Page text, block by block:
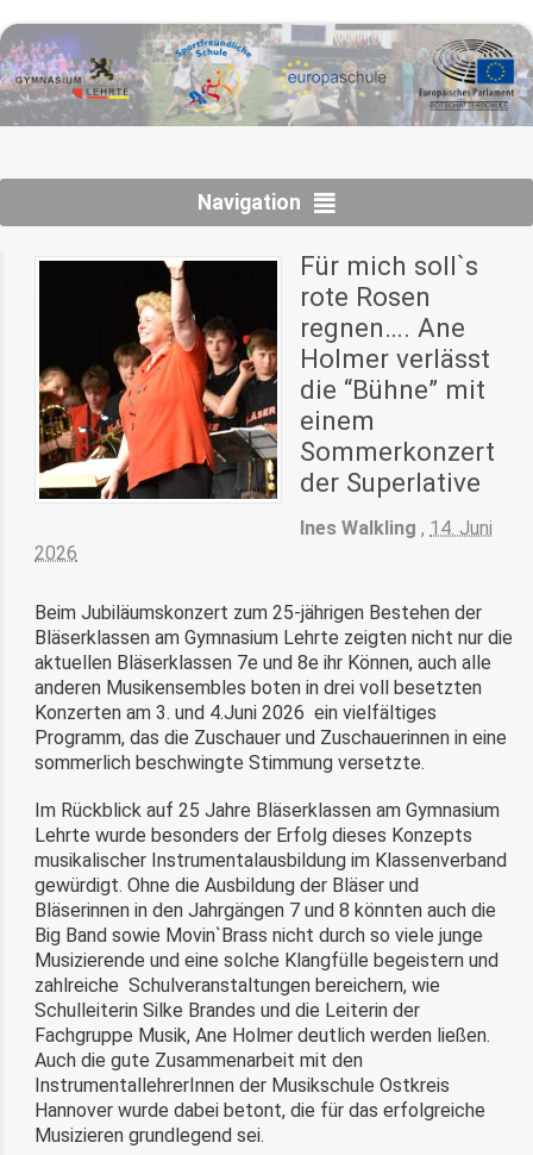
Navigation
Für mich soll`s
rote Rosen
regnen…. Ane
Holmer verlässt
die “Bühne” mit
einem
Sommerkonzert
der Superlative
Ines Walkling , 14. Juni
2026
Beim Jubiläumskonzert zum 25-jährigen Bestehen der
Bläserklassen am Gymnasium Lehrte zeigten nicht nur die
aktuellen Bläserklassen 7e und 8e ihr Können, auch alle
anderen Musikensembles boten in drei voll besetzten
Konzerten am 3. und 4.Juni 2026 ein vielfältiges
Programm, das die Zuschauer und Zuschauerinnen in eine
sommerlich beschwingte Stimmung versetzte.
Im Rückblick auf 25 Jahre Bläserklassen am Gymnasium
Lehrte wurde besonders der Erfolg dieses Konzepts
musikalischer Instrumentalausbildung im Klassenverband
gewürdigt. Ohne die Ausbildung der Bläser und
Bläserinnen in den Jahrgängen 7 und 8 könnten auch die
Big Band sowie Movin`Brass nicht durch so viele junge
Musizierende und eine solche Klangfülle begeistern und
zahlreiche Schulveranstaltungen bereichern, wie
Schulleiterin Silke Brandes und die Leiterin der
Fachgruppe Musik, Ane Holmer deutlich werden ließen.
Auch die gute Zusammenarbeit mit den
InstrumentallehrerInnen der Musikschule Ostkreis
Hannover wurde dabei betont, die für das erfolgreiche
Musizieren grundlegend sei.